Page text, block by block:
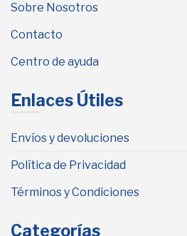
Sobre Nosotros
Contacto
Centro de ayuda
Enlaces Útiles
Envíos y devoluciones
Política de Privacidad
Términos y Condiciones
Categorías